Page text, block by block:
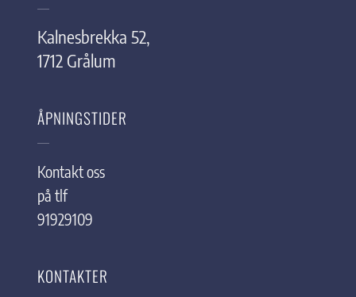
Kalnesbrekka 52,
1712 Grålum
ÅPNINGSTIDER
Kontakt oss
på tlf
91929109
KONTAKTER